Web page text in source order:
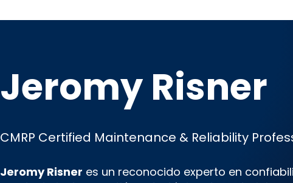
Jeromy Risner
CMRP Certified Maintenance & Reliability
Jeromy Risner es un reconocido experto en